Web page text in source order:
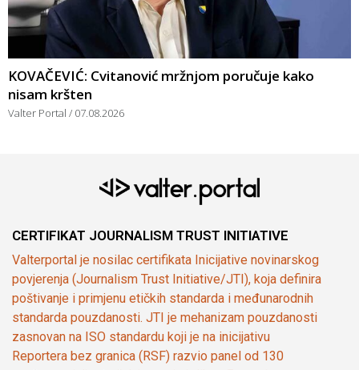
KOVAČEVIĆ: Cvitanović mržnjom poručuje kako
nisam kršten
Valter Portal 07.08.2026
CERTIFIKAT JOURNALISM TRUST INITIATIVE
Valterportal je nosilac certifikata Inicijative novinarskog
povjerenja (Journalism Trust Initiative/JTI), koja definira
poštivanje i primjenu etičkih standarda i međunarodnih
standarda pouzdanosti. JTI je mehanizam pouzdanosti
zasnovan na ISO standardu koji je na inicijativu
Reportera bez granica (RSF) razvio panel od 130